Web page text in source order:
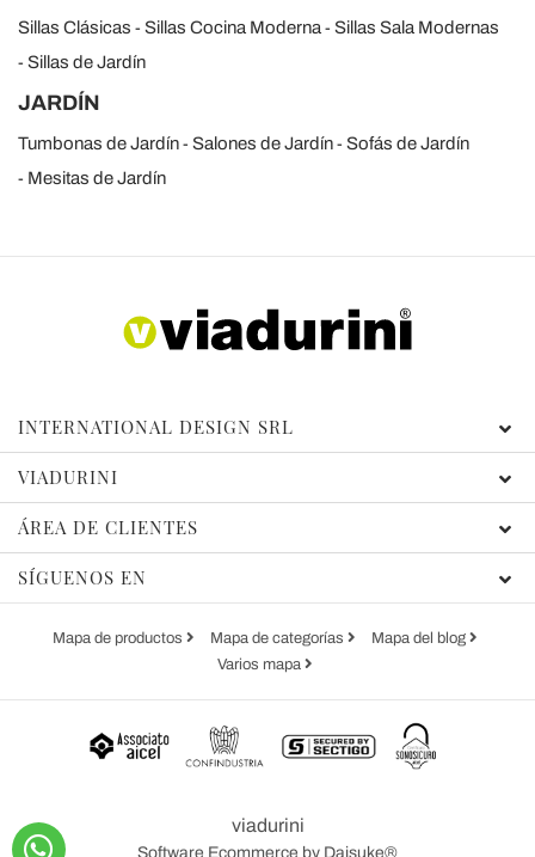
Sillas Clásicas Sillas Cocina Moderna
Sillas Sala Modernas
Sillas de Jardín
JARDÍN
Tumbonas de Jardín Salones de Jardín
Sofás de Jardín
Mesitas de Jardín
INTERNATIONAL DESIGN SRL
VIADURINI
ÁREA DE CLIENTES
SÍGUENOS EN
Mapa de productos Mapa de categorías
Mapa del blog
Varios mapa
viadurini
Software Ecommerce by Daisuke®